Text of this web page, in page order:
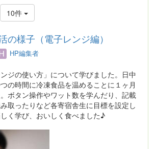
10件
の様子（電子レンジ編）
HP編集者
ジの使い方」について学びました。日中
の時間に冷凍食品を温めることに１ヶ月
ボタン操作やワット数を学んだり、記載
取ったりなど各寄宿舎生に目標を設定し
く学び、おいしく食べました♪